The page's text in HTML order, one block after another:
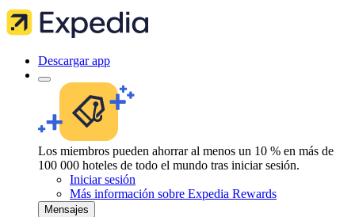
Descargar app
Los miembros pueden ahorrar al menos un 10 % en más de
100 000 hoteles de todo el mundo tras iniciar sesión.
Iniciar sesión
Más información sobre Expedia Rewards
Mensajes